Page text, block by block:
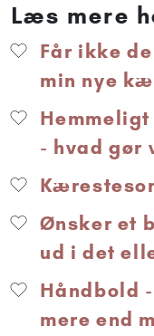
Læs mere
Får ikke
min nye
- hvad gør
Ønsker et
ud i det
Håndbold
mere end